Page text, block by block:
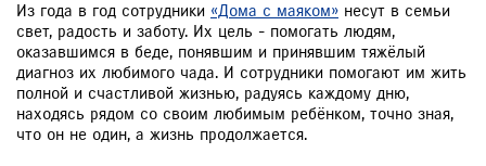
Из года в год сотрудники «Дома с маяком» несут в семьи
свет, радость и заботу. Их цель - помогать людям,
оказавшимся в беде, понявшим и принявшим тяжёлый
диагноз их любимого чада. И сотрудники помогают им жить
полной и счастливой жизнью, радуясь каждому дню,
находясь рядом со своим любимым ребёнком, точно зная,
что он не один, а жизнь продолжается.